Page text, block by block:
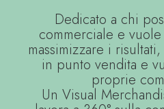
Dedicato a chi
commerciale e
massimizzare i
in punto vendita e
proprie
Un Visual